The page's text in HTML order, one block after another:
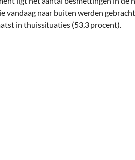
vandaag naar buiten werden
in thuissituaties (53,3 procent).